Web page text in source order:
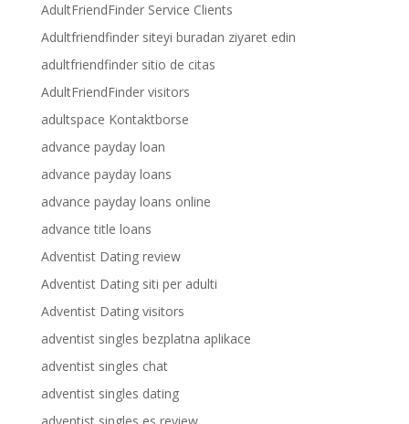
AdultFriendFinder Service Clients
Adultfriendfinder siteyi buradan ziyaret edin
adultfriendfinder sitio de citas
AdultFriendFinder visitors
adultspace Kontaktborse
advance payday loan
advance payday loans
advance payday loans online
advance title loans
Adventist Dating review
Adventist Dating siti per adulti
Adventist Dating visitors
adventist singles bezplatna aplikace
adventist singles chat
adventist singles dating